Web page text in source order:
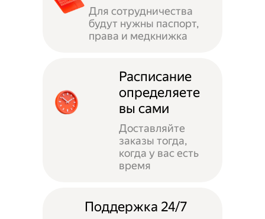
Для сотрудничества
будут нужны паспорт,
права и медкнижка
Расписание
определяете
вы сами
Доставляйте
заказы тогда,
когда у вас есть
время
Поддержка 24/7